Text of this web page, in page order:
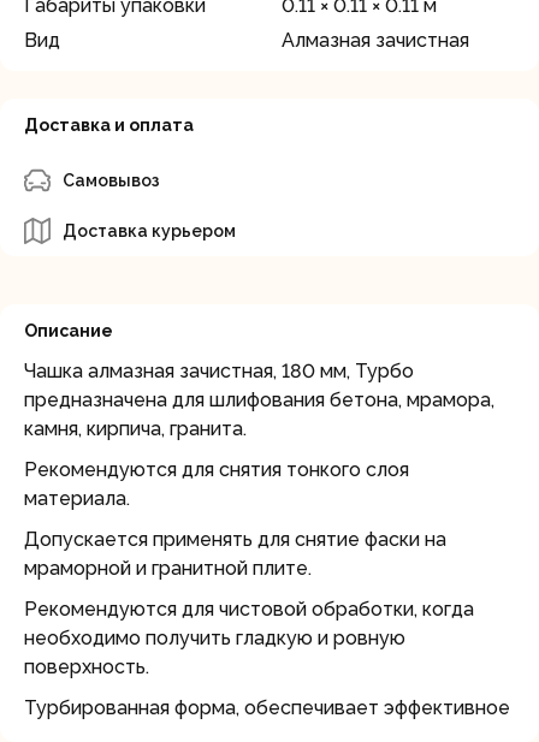
Габариты упаковки
0.11 × 0.11 × 0.11 м
Вид
Алмазная зачистная
Доставка и оплата
Самовывоз
Доставка курьером
Описание
Чашка алмазная зачистная, 180 мм, Турбо
предназначена для шлифования бетона, мрамора,
камня, кирпича, гранита.
Рекомендуются для снятия тонкого слоя
материала.
Допускается применять для снятие фаски на
мраморной и гранитной плите.
Рекомендуются для чистовой обработки, когда
необходимо получить гладкую и ровную
поверхность.
Турбированная форма, обеспечивает эффективное